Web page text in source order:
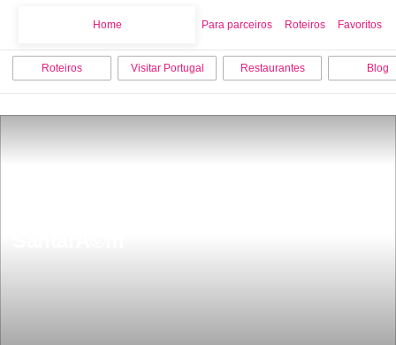
Home Para parceiros Roteiros Favoritos
Roteiros Visitar Portugal Restaurantes Blog